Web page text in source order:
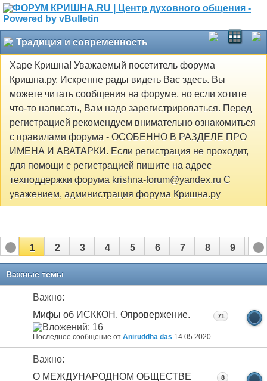
Традиция и современность
Харе Кришна! Уважаемый посетитель форума
Кришна.ру. Искренне рады видеть Вас здесь. Вы
можете читать сообщения на форуме, но если хотите
что-то написать, Вам надо зарегистрироваться. Перед
регистрацией рекомендуем внимательно ознакомиться
с правилами форума - ОСОБЕННО В РАЗДЕЛЕ ПРО
ИМЕНА И АВАТАРКИ. Если регистрация не проходит,
для помощи с регистрацией пишите на адрес
техподдержки форума krishna-forum@yandex.ru С
уважением, администрация форума Кришна.ру
1 2 3 4 5 6 7 8 9 10
11 12
Важные темы
Важно:
Мифы об ИСККОН. Опровержение.
Последнее сообщение от Aniruddha das 14.05.2020 14:15
71
Важно:
О МЕЖДУНАРОДНОМ ОБЩЕСТВЕ
8